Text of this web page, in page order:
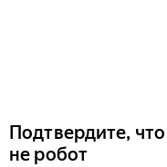
Подтвердите,
не робот